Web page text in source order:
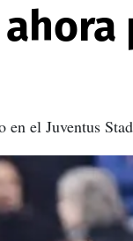
el Juventus